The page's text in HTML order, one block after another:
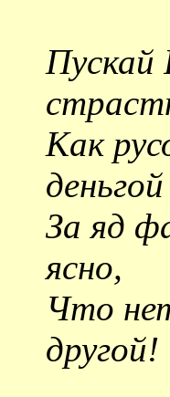
Пускай
Как
деньгой
За яд
ясно,
Что
другой!